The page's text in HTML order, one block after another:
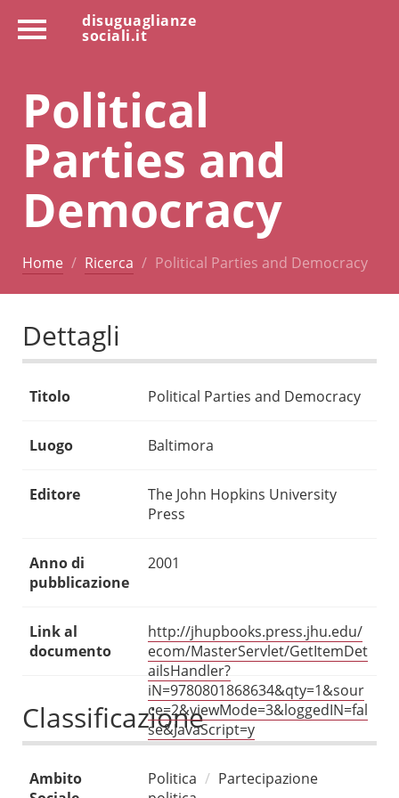
disuguaglianze
sociali.it
Political
Parties and
Democracy
Home Ricerca Political Parties and Democracy
Dettagli
Titolo Political Parties and Democracy
Luogo Baltimora
Editore
The John Hopkins University
Press
Anno di
pubblicazione
2001
Link al
documento
http://jhupbooks.press.jhu.edu/
ecom/MasterServlet/GetItemDet
ailsHandler?
iN=9780801868634&qty=1&sour
ce=2&viewMode=3&loggedIN=fal
se&JavaScript=y
Classificazione
Ambito
Politica
Partecipazione